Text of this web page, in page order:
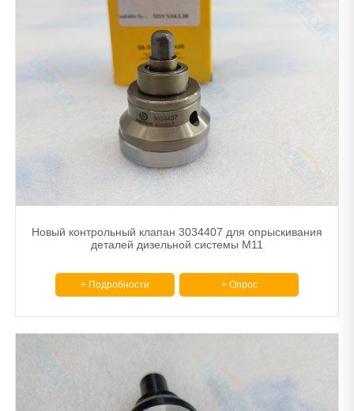
Новый контрольный клапан 3034407 для опрыскивания
деталей дизельной системы M11
+ Подробности + Опрос